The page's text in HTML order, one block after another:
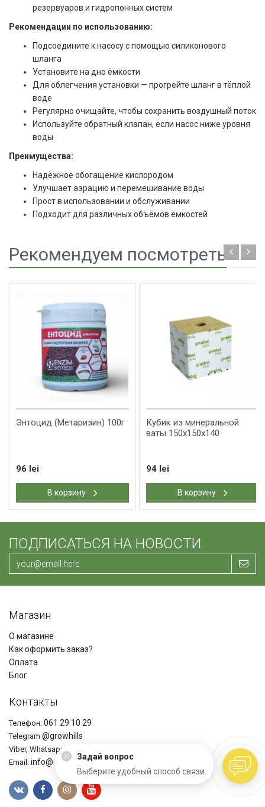
резервуаров и гидропонных систем
Рекомендации по использованию:
Подсоедините к насосу с помощью силиконового
шланга
Установите на дно ёмкости
Для облегчения установки — прогрейте шланг в тёплой
воде
Регулярно очищайте, чтобы сохранить воздушный поток
Используйте обратный клапан, если насос ниже уровня
воды
Преимущества:
Надёжное обогащение кислородом
Улучшает аэрацию и перемешивание воды
Прост в использовании и обслуживании
Подходит для различных объёмов ёмкостей
Рекомендуем посмотреть
Энтоцид (Метаризин) 100г
96 lei
В корзину
Кубик из минеральной
ваты 150x150x140
94 lei
В корзину
ПОДПИСАТЬСЯ НА НОВОСТИ
Магазин
О магазине
Как оформить заказ?
Оплата
Блог
Контакты
Телефон: 061 29 10 29
Telegram @growhills
Viber, Whatsapp
Email: info@ growhills.com
Задай вопрос
Выберите удобный способ связи.